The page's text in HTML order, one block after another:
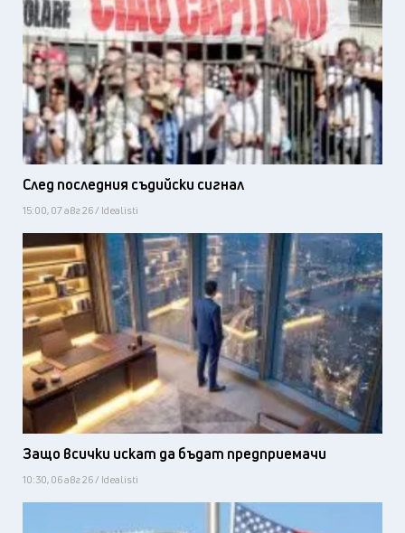
След последния съдийски сигнал
15:00, 07 авг 26 / Idealisti
Защо всички искат да бъдат предприемачи
10:30, 06 авг 26 / Idealisti